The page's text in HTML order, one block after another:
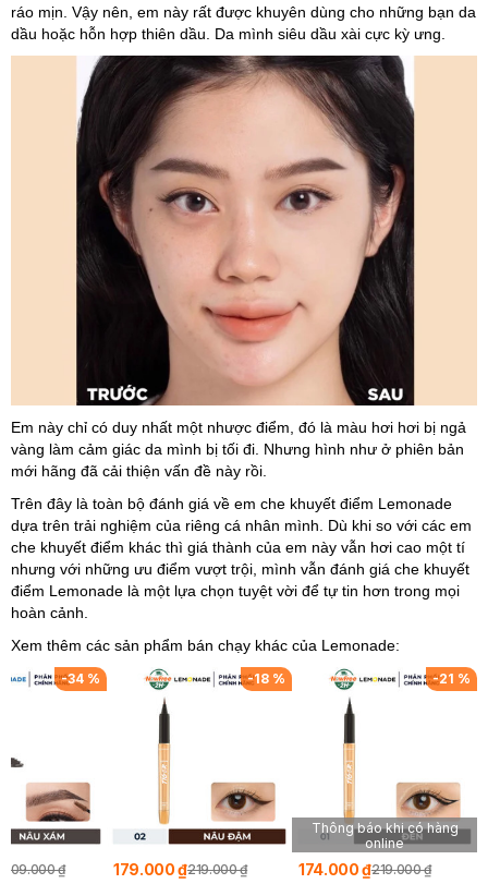
ráo mịn. Vậy nên, em này rất được khuyên dùng cho những bạn da
dầu hoặc hỗn hợp thiên dầu. Da mình siêu dầu xài cực kỳ ưng.
Em này chỉ có duy nhất một nhược điểm, đó là màu hơi hơi bị ngả
vàng làm cảm giác da mình bị tối đi. Nhưng hình như ở phiên bản
mới hãng đã cải thiện vấn đề này rồi.
Trên đây là toàn bộ đánh giá về em che khuyết điểm Lemonade
dựa trên trải nghiệm của riêng cá nhân mình. Dù khi so với các em
che khuyết điểm khác thì giá thành của em này vẫn hơi cao một tí
nhưng với những ưu điểm vượt trội, mình vẫn đánh giá che khuyết
điểm Lemonade là một lựa chọn tuyệt vời để tự tin hơn trong mọi
hoàn cảnh.
Xem thêm các sản phẩm bán chạy khác của Lemonade:
-34 %
209.000 ₫
-18 %
179.000 ₫219.000 ₫
-21 %
Thông báo khi có hàng
online
174.000 ₫219.000 ₫